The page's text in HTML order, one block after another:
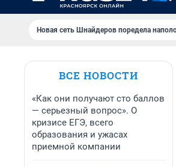
Новая сеть Шнайдеров поредела
ВСЕ НОВОСТИ
«Как они получают сто баллов
— серьезный вопрос». О
кризисе ЕГЭ, всего
образования и ужасах
приемной компании